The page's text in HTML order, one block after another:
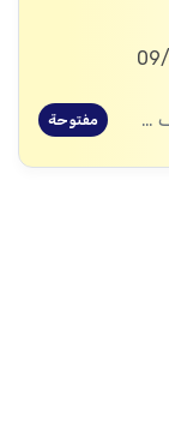
معضمية الشام، ريف دمشق مفتوحة